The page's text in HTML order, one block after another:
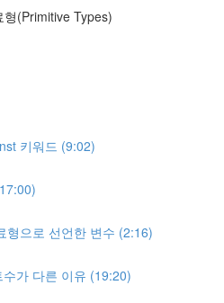
(Primitive Types)
키워드 (9:02)
형으로 선언한 변수 (2:16)
가 다른 이유 (19:20)